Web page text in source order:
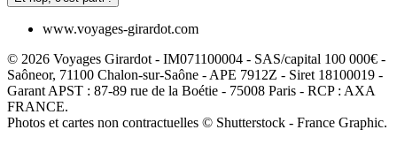
www.voyages-girardot.com
© 2026 Voyages Girardot - IM071100004 - SAS/capital 100 000€ -
Saôneor, 71100 Chalon-sur-Saône - APE 7912Z - Siret 18100019 -
Garant APST : 87-89 rue de la Boétie - 75008 Paris - RCP : AXA
FRANCE.
Photos et cartes non contractuelles © Shutterstock - France Graphic.